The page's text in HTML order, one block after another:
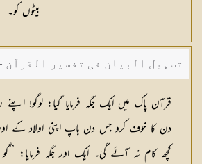
بیٹوں کو۔
تسہیل البیان فی تفسیر القرآن
شکیلہ بنت میاں فضل حسین
قرآن پاك میں ایك جگہ فرمایا گیا: لوگو!
دن كا خوف كرو جس دن باپ اپنی اولاد كے
كچھ كام نہ آئے گی۔ ایك اور جگہ فرمایا: